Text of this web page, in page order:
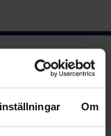
Om